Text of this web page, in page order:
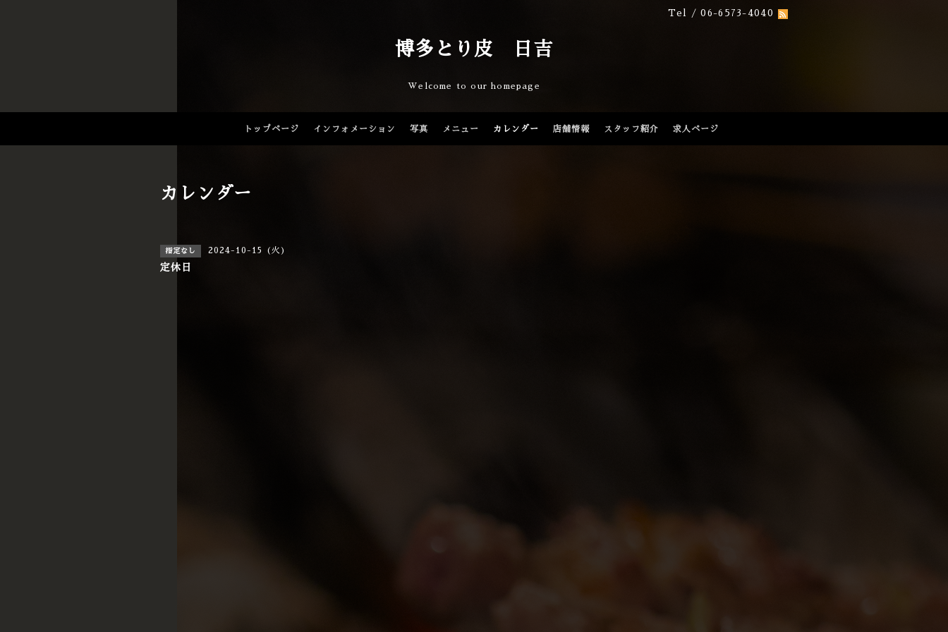
Tel / 06-6573-4040
博多とり皮 日吉
Welcome to our homepage
トップページ インフォメーション 写真 メニュー カレンダー 店舗情報 スタッフ紹介 求人ページ
カレンダー
指定なし 2024-10-15 (火)
定休日